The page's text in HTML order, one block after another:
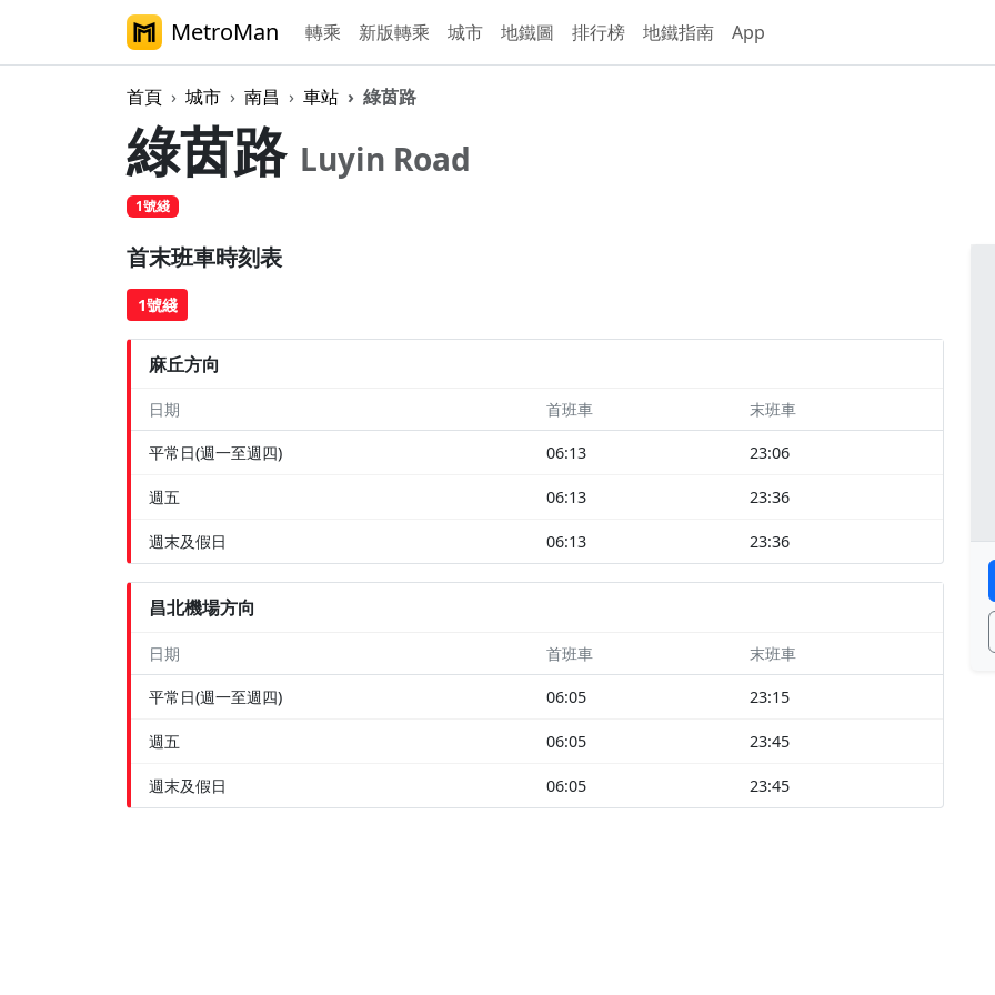
MetroMan 轉乘 新版轉乘 城市 地鐵圖 排行榜 地鐵指南 App
首頁 城市 南昌 車站 綠茵路
綠茵路 Luyin Road
1號綫
首末班車時刻表
1號綫
麻丘方向
日期 首班車 末班車
平常日(週一至週四) 06:13 23:06
週五 06:13 23:36
週末及假日 06:13 23:36
昌北機場方向
日期 首班車 末班車
平常日(週一至週四) 06:05 23:15
週五 06:05 23:45
週末及假日 06:05 23:45